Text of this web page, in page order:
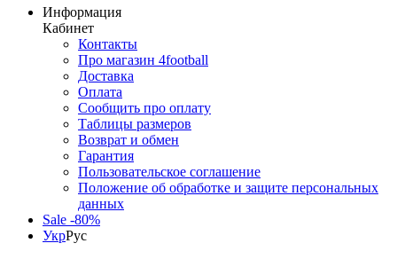
Информация
Кабинет
Контакты
Про магазин 4football
Доставка
Оплата
Сообщить про оплату
Таблицы размеров
Возврат и обмен
Гарантия
Пользовательское соглашение
Положение об обработке и защите персональных
данных
Sale -80%
УкрРус